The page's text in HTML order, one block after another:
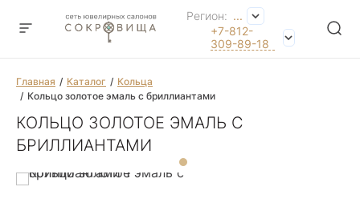
Регион: ...
+7-812-
309-89-18
Главная Каталог
Кольца
Кольцо золотое эмаль с бриллиантами
КОЛЬЦО ЗОЛОТОЕ ЭМАЛЬ С
БРИЛЛИАНТАМИ